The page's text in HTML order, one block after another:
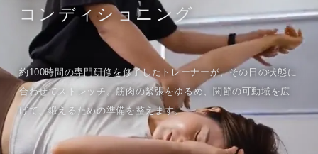
コンディショニング
約100時間の専門研修を修了したトレーナーが、その日の状態に
合わせてストレッチ。筋肉の緊張をゆるめ、関節の可動域を広
げて、鍛えるための準備を整えます。